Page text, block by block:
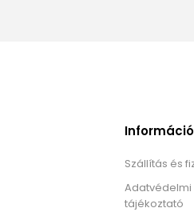
Információ
Szállítás és
tájékoztató